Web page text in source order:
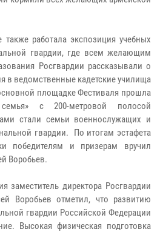
работала экспозиция учебных
гвардии, где всем желающим
Росгвардии рассказывали о
в ведомственные кадетские училища
площадке Фестиваля прошла
семья» с 200-метровой полосой
стали семьи военнослужащих и
гвардии. По итогам эстафета
победителям и призерам вручил
Воробьев.
заместитель директора Росгвардии
Воробьев отметил, что развитию
гвардии Российской Федерации
Высокая физическая подготовка